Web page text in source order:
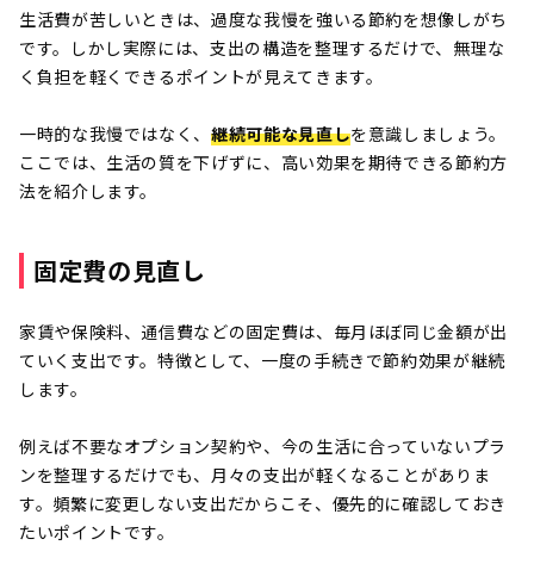
生活費が苦しいときは、過度な我慢を強いる節約を想像しがち
です。しかし実際には、支出の構造を整理するだけで、無理な
く負担を軽くできるポイントが見えてきます。
一時的な我慢ではなく、継続可能な見直しを意識しましょう。
ここでは、生活の質を下げずに、高い効果を期待できる節約方
法を紹介します。
固定費の見直し
家賃や保険料、通信費などの固定費は、毎月ほぼ同じ金額が出
ていく支出です。特徴として、一度の手続きで節約効果が継続
します。
例えば不要なオプション契約や、今の生活に合っていないプラ
ンを整理するだけでも、月々の支出が軽くなることがありま
す。頻繁に変更しない支出だからこそ、優先的に確認しておき
たいポイントです。